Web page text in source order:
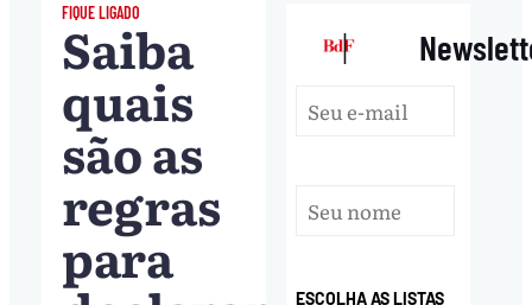
FIQUE LIGADO
Saiba
quais
são as
regras
para
|
ESCOLHA AS LISTAS